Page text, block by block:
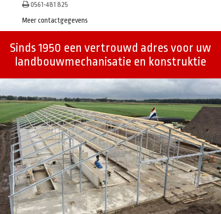
0561-481 825
Meer contactgegevens
Sinds 1950 een vertrouwd adres voor uw
landbouwmechanisatie en konstruktie